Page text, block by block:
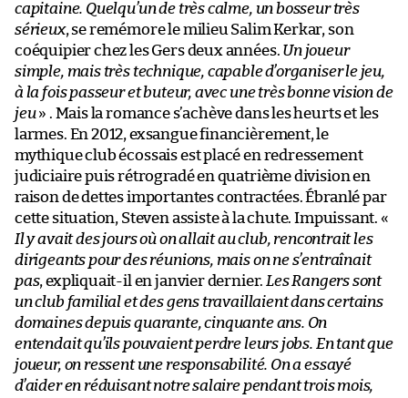
capitaine. Quelqu’un de très calme, un bosseur très
sérieux, se remémore le milieu Salim Kerkar, son
coéquipier chez les Gers deux années. Un joueur
simple, mais très technique, capable d’organiser le jeu,
à la fois passeur et buteur, avec une très bonne vision de
jeu» . Mais la romance s’achève dans les heurts et les
larmes. En 2012, exsangue financièrement, le
mythique club écossais est placé en redressement
judiciaire puis rétrogradé en quatrième division en
raison de dettes importantes contractées. Ébranlé par
cette situation, Steven assiste à la chute. Impuissant. «
Il y avait des jours où on allait au club, rencontrait les
dirigeants pour des réunions, mais on ne s’entraînait
pas, expliquait-il en janvier dernier. Les Rangers sont
un club familial et des gens travaillaient dans certains
domaines depuis quarante, cinquante ans. On
entendait qu’ils pouvaient perdre leurs jobs. En tant que
joueur, on ressent une responsabilité. On a essayé
d’aider en réduisant notre salaire pendant trois mois,